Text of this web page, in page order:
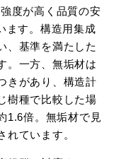
度が高く品質の安
ます。構造用集成
、基準を満たした
。一方、無垢材は
きがあり、構造計
樹種で比較した場
1.6倍。無垢材で見
れています。